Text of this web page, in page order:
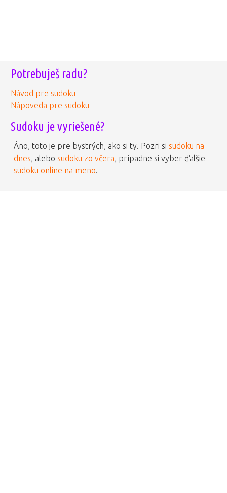
Potrebuješ radu?
Návod pre sudoku
Nápoveda pre sudoku
Sudoku je vyriešené?
Áno, toto je pre bystrých, ako si ty. Pozri si sudoku na
dnes , alebo sudoku zo včera , prípadne si vyber ďalšie
sudoku online na meno